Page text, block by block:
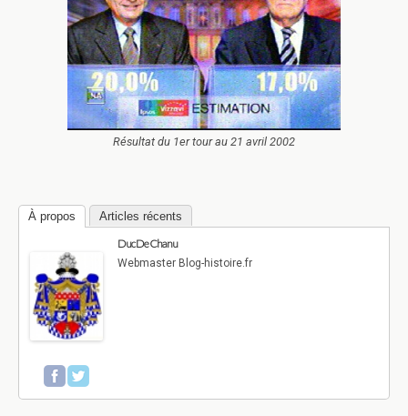
Résultat du 1er tour au 21 avril 2002
À propos
Articles récents
Duc De Chanu
Webmaster Blog-histoire.fr